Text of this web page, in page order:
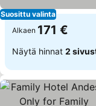
Suosittu valinta
Alkaen 171 €
Näytä hinnat 2